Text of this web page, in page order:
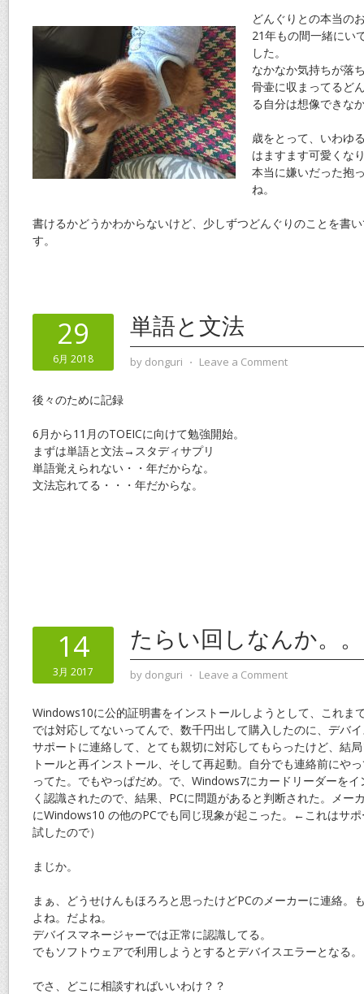
どんぐりとの本当の
21年もの間一緒にい
した。
なかなか気持ちが落
骨壷に収まってるど
る自分は想像できな
歳をとって、いわゆ
はますます可愛くな
本当に嫌いだった抱
ね。
書けるかどうかわからないけど、少しずつどんぐりのことを書
す。
29
6月 2018
単語と文法
by donguri ⋅ Leave a Comment
後々のために記録
6月から11月のTOEICに向けて勉強開始。
まずは単語と文法→スタディサプリ
単語覚えられない・・年だからな。
文法忘れてる・・・年だからな。
14
3月 2017
たらい回しなんか。
by donguri ⋅ Leave a Comment
Windows10に公的証明書をインストールしようとして、これま
では対応してないってんで、数千円出して購入したのに、デバ
サポートに連絡して、とても親切に対応してもらったけど、結
トールと再インストール、そして再起動。自分でも連絡前にや
ってた。でもやっぱだめ。で、Windows7にカードリーダーを
く認識されたので、結果、PCに問題があると判断された。メー
にWindows10 の他のPCでも同じ現象が起こった。←これはサ
試したので）
まじか。
まぁ、どうせけんもほろろと思ったけどPCのメーカーに連絡。
よね。だよね。
デバイスマネージャーでは正常に認識してる。
でもソフトウェアで利用しようとするとデバイスエラーとなる。
でさ、どこに相談すればいいわけ？？